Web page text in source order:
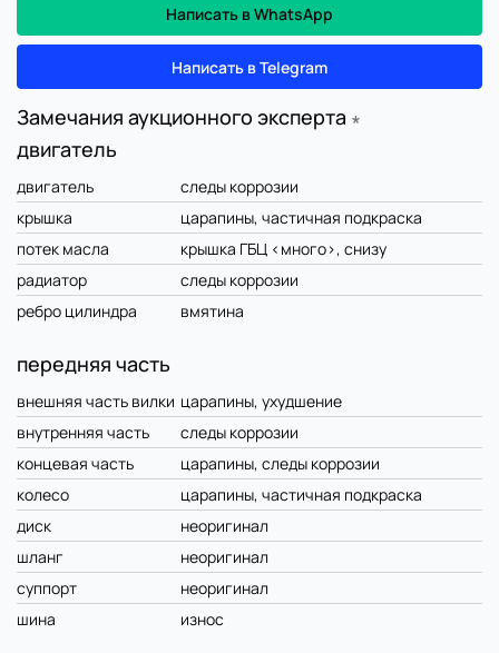
Написать в WhatsApp
Написать в Telegram
Замечания аукционного эксперта ∗
двигатель
двигатель
следы коррозии
крышка
царапины, частичная подкраска
потек масла
крышка ГБЦ <много>, снизу
радиатор
следы коррозии
ребро цилиндра
вмятина
передняя часть
внешняя часть вилки царапины, ухудшение
внутренняя часть
следы коррозии
концевая часть
царапины, следы коррозии
колесо
царапины, частичная подкраска
диск
неоригинал
шланг
неоригинал
суппорт
неоригинал
шина
износ